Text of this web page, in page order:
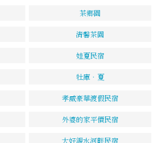
茶鄉園
清馨茶園
娃夏民宿
牡庫．夏
孝威豪華渡假民宿
外婆的家平價民宿
大好親水河畔民宿